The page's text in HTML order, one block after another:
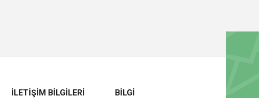
İLETIŞIM BILGILERI BILGI